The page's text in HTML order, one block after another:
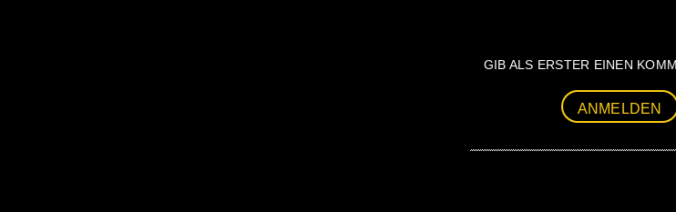
GIB ALS ERSTER EINEN
ANMELDEN